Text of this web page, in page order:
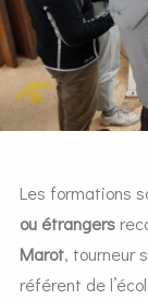
Les formations
ou étrangers
Marot, tourneur
référent de